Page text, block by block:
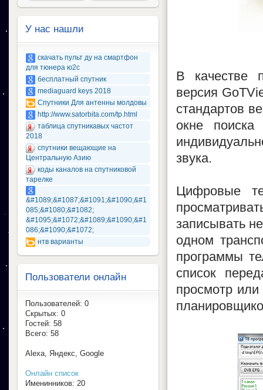
В качестве
версия
стандартов
окне
звука.
Цифровые
записывать
одном
программы
список
просмотр
У нас нашли
скачать пульт ду на смартфон
для тюнера ю2с
бесплатный спутник
mediaguard keys 2018
Спутники Для антенны молдовы
http://www.satorbita.com/tp.html
таблица спутникавых частот
2018
спутники вещающие на
Центральную Азию
коды каналов на спутниковой
тарелке
&#1089;&#1087;&#1091;&#1090;&#1
085;&#1080;&#1082;
&#1095;&#1072;&#1089;&#1090;&#1
086;&#1090;&#1072;
нтв варианты
Пользователи онлайн
Пользователей: 0
Скрытых: 0
Гостей: 58
Всего: 58
Alexa, Яндекс, Google
Онлайн список
Именинников: 20